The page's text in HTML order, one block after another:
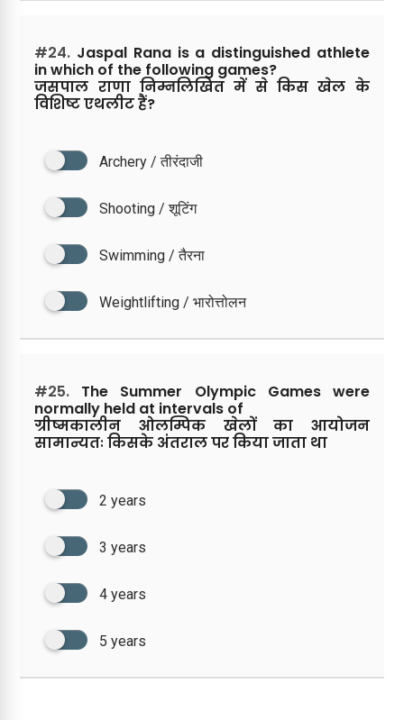
#24. Jaspal Rana is a distinguished athlete
in which of the following games?
जसपाल राणा निम्नलिखित में से किस खेल के
विशिष्ट एथलीट हैं?
Archery / तीरंदाजी
Shooting / शूटिंग
Swimming / तैरना
Weightlifting / भारोत्तोलन
#25. The Summer Olympic Games were
normally held at intervals of
ग्रीष्मकालीन ओलम्पिक खेलों का आयोजन
सामान्यतः किसके अंतराल पर किया जाता था
2 years
3 years
4 years
5 years